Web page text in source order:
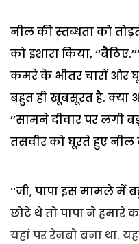
नील की स्तब्धता को
को इशारा किया,
कमरे के भीतर चारों ओर
बहुत ही खूबसूरत है. क्या
’’सामने दीवार पर लगी
तसवीर को घूरते हुए नील
‘‘जी, पापा इस मामले
छोटे थे तो पापा ने हमारे
यहां पर रेनबो बना था.